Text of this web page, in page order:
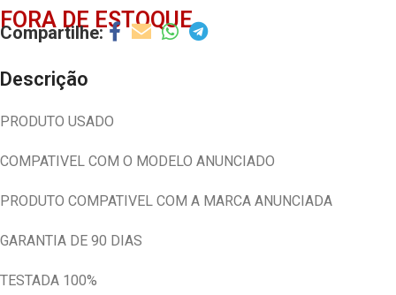
FORA DE ESTOQUE
Descrição
PRODUTO USADO
COMPATIVEL COM O MODELO ANUNCIADO
PRODUTO COMPATIVEL COM A MARCA ANUNCIADA
GARANTIA DE 90 DIAS
TESTADA 100%